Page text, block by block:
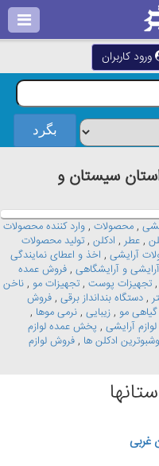
ورود کاربران
سيستان و
, محصولات , وارد کننده محصولات
, عطر , ادکلن , تولید محصولات
آرایشی , اخذ و اعطای نمایندگی
و آرایشگاهی , فروش عمده
, تجهیزات پوست , تجهیزات مو , ناخن
, دستگاه بندانداز برقی , فروش
مو , زیبایی , نرمی موها ,
آرایشی , پخش عمده لوازم
ادکلن ها , فروش لوازم
غربی